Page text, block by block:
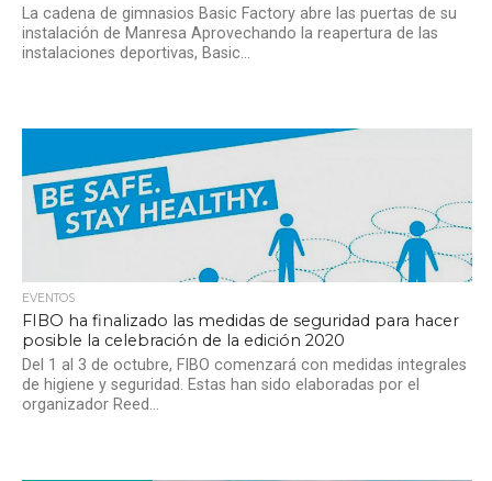
La cadena de gimnasios Basic Factory abre las puertas de su
instalación de Manresa Aprovechando la reapertura de las
instalaciones deportivas, Basic...
EVENTOS
FIBO ha finalizado las medidas de seguridad para hacer
posible la celebración de la edición 2020
Del 1 al 3 de octubre, FIBO comenzará con medidas integrales
de higiene y seguridad. Estas han sido elaboradas por el
organizador Reed...